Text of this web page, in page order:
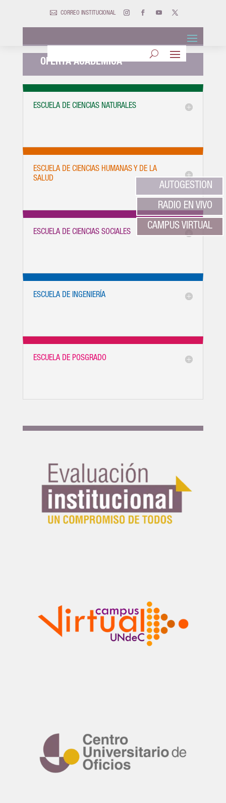
 CORREO INSTITUCIONAL
OFERTA ACADÉMICA
ESCUELA DE CIENCIAS NATURALES
ESCUELA DE CIENCIAS HUMANAS Y DE LA
SALUD
ESCUELA DE CIENCIAS SOCIALES
ESCUELA DE INGENIERÍA
ESCUELA DE POSGRADO
RADIO EN VIVO
CAMPUS VIRTUAL
AUTOGESTION